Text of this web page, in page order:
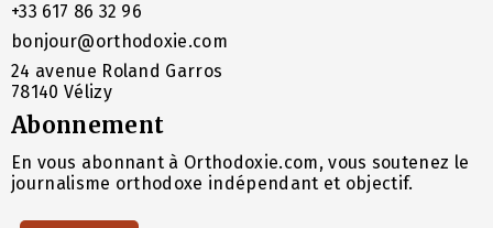
+33 617 86 32 96
bonjour@orthodoxie.com
24 avenue Roland Garros
78140 Vélizy
Abonnement
En vous abonnant à Orthodoxie.com, vous soutenez le
journalisme orthodoxe indépendant et objectif.